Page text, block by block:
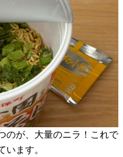
のが、大量のニラ！これで
います。